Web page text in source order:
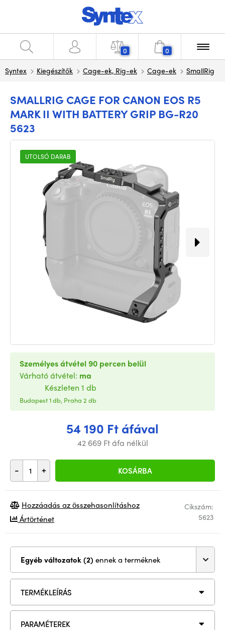
0 0
Syntex Kiegészítők Cage-ek, Rig-ek Cage-ek SmallRig
SMALLRIG CAGE FOR CANON EOS R5
MARK II WITH BATTERY GRIP BG-R20
5623
UTOLSÓ DARAB
54 190 Ft áfával
42 669 Ft áfa nélkül
- + KOSÁRBA
Személyes átvétel 90 percen belül
Várható átvétel: ma
Készleten 1 db
Budapest 1 db, Praha 2 db
Cikszám:
5623
Hozzáadás az összehasonlításhoz
Ártörténet
Egyéb változatok (2) ennek a terméknek
TERMÉKLEÍRÁS
PARAMÉTEREK